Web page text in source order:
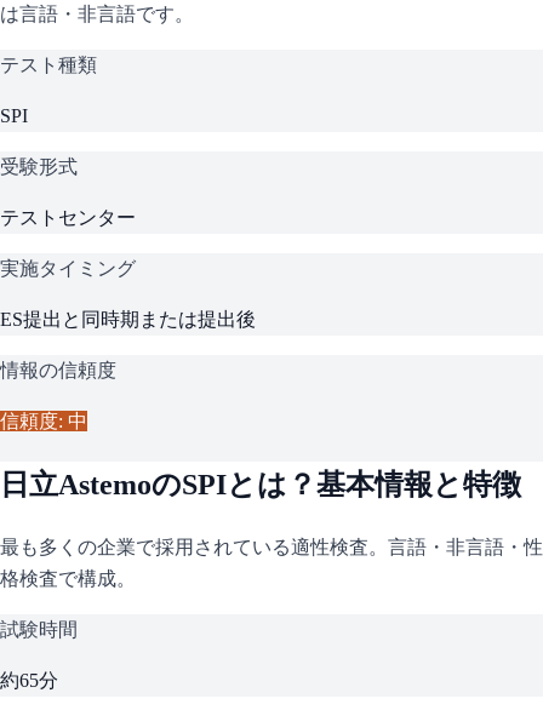
は言語・非言語です。
テスト種類
SPI
受験形式
テストセンター
実施タイミング
ES提出と同時期または提出後
情報の信頼度
信頼度: 中
日立AstemoのSPIとは？基本情報と特徴
最も多くの企業で採用されている適性検査。言語・非言語・性
格検査で構成。
試験時間
約65分